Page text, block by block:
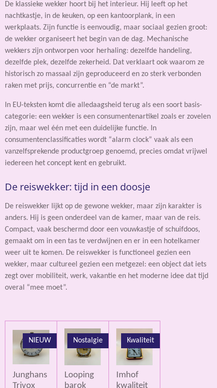
De klassieke wekker hoort bij het interieur. Hij leeft op het
nachtkastje, in de keuken, op een kantoorplank, in een
werkplaats. Zijn functie is eenvoudig, maar sociaal gezien groot:
de wekker organiseert het begin van de dag. Mechanische
wekkers zijn ontworpen voor herhaling: dezelfde handeling,
dezelfde plek, dezelfde zekerheid. Dat verklaart ook waarom ze
historisch zo massaal zijn geproduceerd en zo sterk verbonden
raken met prijs, concurrentie en “de markt”.
In EU-teksten komt die alledaagsheid terug als een soort basis-
categorie: een wekker is een consumentenartikel zoals er zovelen
zijn, maar wel één met een duidelijke functie. In
consumentenclassificaties wordt “alarm clock” vaak als een
vanzelfsprekende productgroep genoemd, precies omdat vrijwel
iedereen het concept kent en gebruikt.
De reiswekker: tijd in een doosje
De reiswekker lijkt op de gewone wekker, maar zijn karakter is
anders. Hij is geen onderdeel van de kamer, maar van de reis.
Compact, vaak beschermd door een vouwkastje of schuifdoos,
gemaakt om in een tas te verdwijnen en er in een hotelkamer
weer uit te komen. De reiswekker is functioneel gezien een
wekker, maar cultureel gezien een metgezel: een object dat iets
zegt over mobiliteit, werk, vakantie en het moderne idee dat tijd
overal “mee moet”.
NIEUW
Junghans
Trivox
Nostalgie
Looping
barok
Kwaliteit
Imhof
kwaliteit